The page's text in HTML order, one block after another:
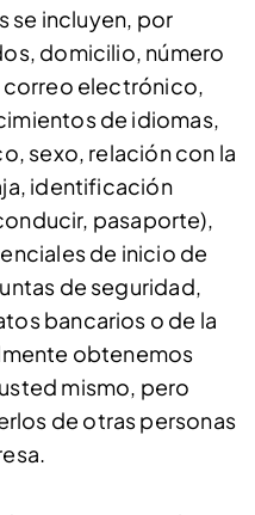
se incluyen, por
domicilio, número
electrónico,
de idiomas,
sexo, relación con la
identificación
pasaporte),
de inicio de
de seguridad,
bancarios o de la
obtenemos
mismo, pero
de otras personas